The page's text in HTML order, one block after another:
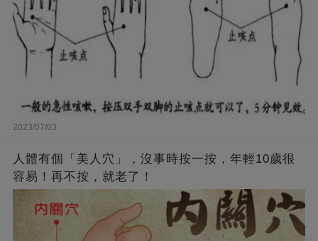
2023/07/03
人體有個「美人穴」，沒事時按一按，年輕10歲很
容易！再不按，就老了！